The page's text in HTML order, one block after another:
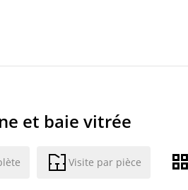
et baie vitrée
Visite par pièce